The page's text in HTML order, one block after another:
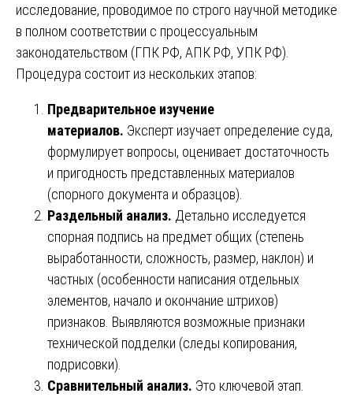
исследование, проводимое по строго научной методике
в полном соответствии с процессуальным
законодательством (ГПК РФ, АПК РФ, УПК РФ).
Процедура состоит из нескольких этапов:
Предварительное изучение
материалов. Эксперт изучает определение суда,
формулирует вопросы, оценивает достаточность
и пригодность представленных материалов
(спорного документа и образцов).
Раздельный анализ. Детально исследуется
спорная подпись на предмет общих (степень
выработанности, сложность, размер, наклон) и
частных (особенности написания отдельных
элементов, начало и окончание штрихов)
признаков. Выявляются возможные признаки
технической подделки (следы копирования,
подрисовки).
Сравнительный анализ. Это ключевой этап.